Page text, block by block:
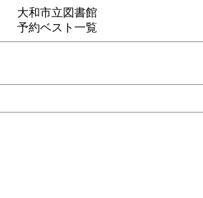
大和市立図書館
予約ベスト一覧